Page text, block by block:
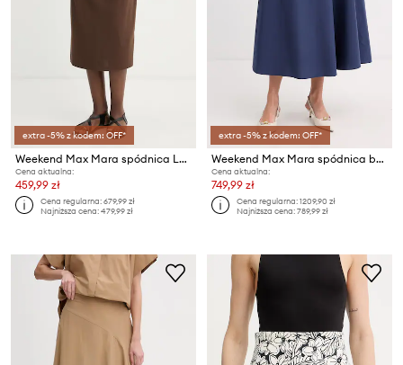
extra -5% z kodem: OFF*
Weekend Max Mara spódnica LAPPOLE
Cena aktualna:
459,99 zł
Cena regularna:679,99 zł
Najniższa cena:479,99 zł
extra -5% z kodem: OFF*
Weekend Max Mara spódnica bawełniana ZATTERA
Cena aktualna:
749,99 zł
Cena regularna:1209,90 zł
Najniższa cena:789,99 zł